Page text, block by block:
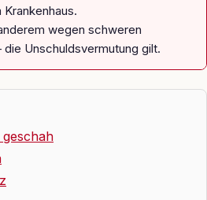
wegen schweren
Unschuldsvermutung gilt.